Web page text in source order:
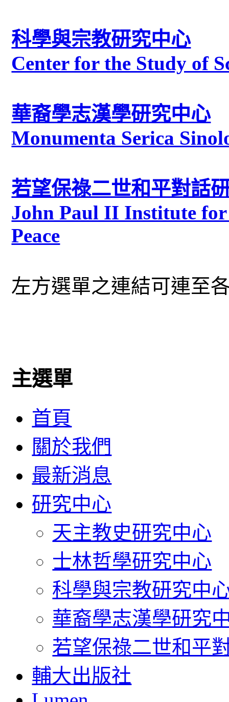
科學與宗教研究中心
Center for the Study of
華裔學志漢學研究中心
Monumenta Serica
若望保祿二世和平對話
John Paul II Institute
Peace
左方選單之連結可連至
主選單
首頁
關於我們
最新消息
研究中心
天主教史研究中心
士林哲學研究中心
科學與宗教研究中
華裔學志漢學研究
若望保祿二世和平
輔大出版社